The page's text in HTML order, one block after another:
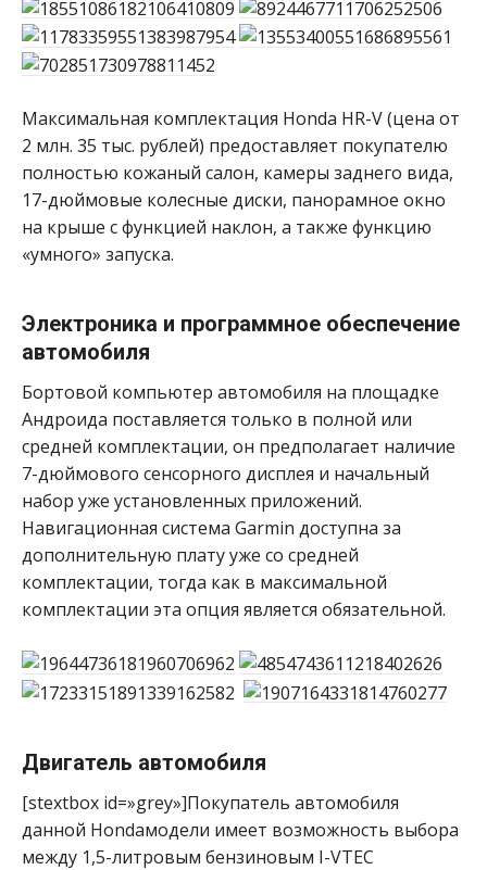
Максимальная комплектация Honda HR-V (цена от
2 млн. 35 тыс. рублей) предоставляет покупателю
полностью кожаный салон, камеры заднего вида,
17-дюймовые колесные диски, панорамное окно
на крыше с функцией наклон, а также функцию
«умного» запуска.
Электроника и программное обеспечение
автомобиля
Бортовой компьютер автомобиля на площадке
Андроида поставляется только в полной или
средней комплектации, он предполагает наличие
7-дюймового сенсорного дисплея и начальный
набор уже установленных приложений.
Навигационная система Garmin доступна за
дополнительную плату уже со средней
комплектации, тогда как в максимальной
комплектации эта опция является обязательной.
Двигатель автомобиля
[stextbox id=»grey»]Покупатель автомобиля
данной Hondaмодели имеет возможность выбора
между 1,5-литровым бензиновым I-VTEC